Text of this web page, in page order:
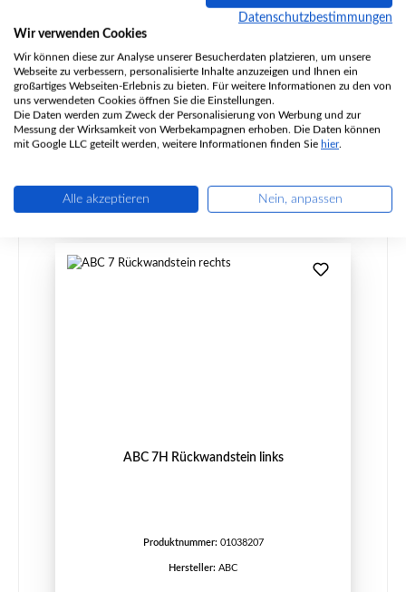
01038205
Hersteller:ABC
Regulärer Preis:
95,91 €
Details
ABC 7H Rückwandstein links
Produktnummer: 01038207
Hersteller: ABC
Datenschutzbestimmungen
Wir verwenden Cookies
Wir können diese zur Analyse unserer Besucherdaten platzieren, um unsere
Webseite zu verbessern, personalisierte Inhalte anzuzeigen und Ihnen ein
großartiges Webseiten-Erlebnis zu bieten. Für weitere Informationen zu den von
uns verwendeten Cookies öffnen Sie die Einstellungen.
Die Daten werden zum Zweck der Personalisierung von Werbung und zur
Messung der Wirksamkeit von Werbekampagnen erhoben. Die Daten können
mit Google LLC geteilt werden, weitere Informationen finden Sie hier.
Alle akzeptieren Nein, anpassen